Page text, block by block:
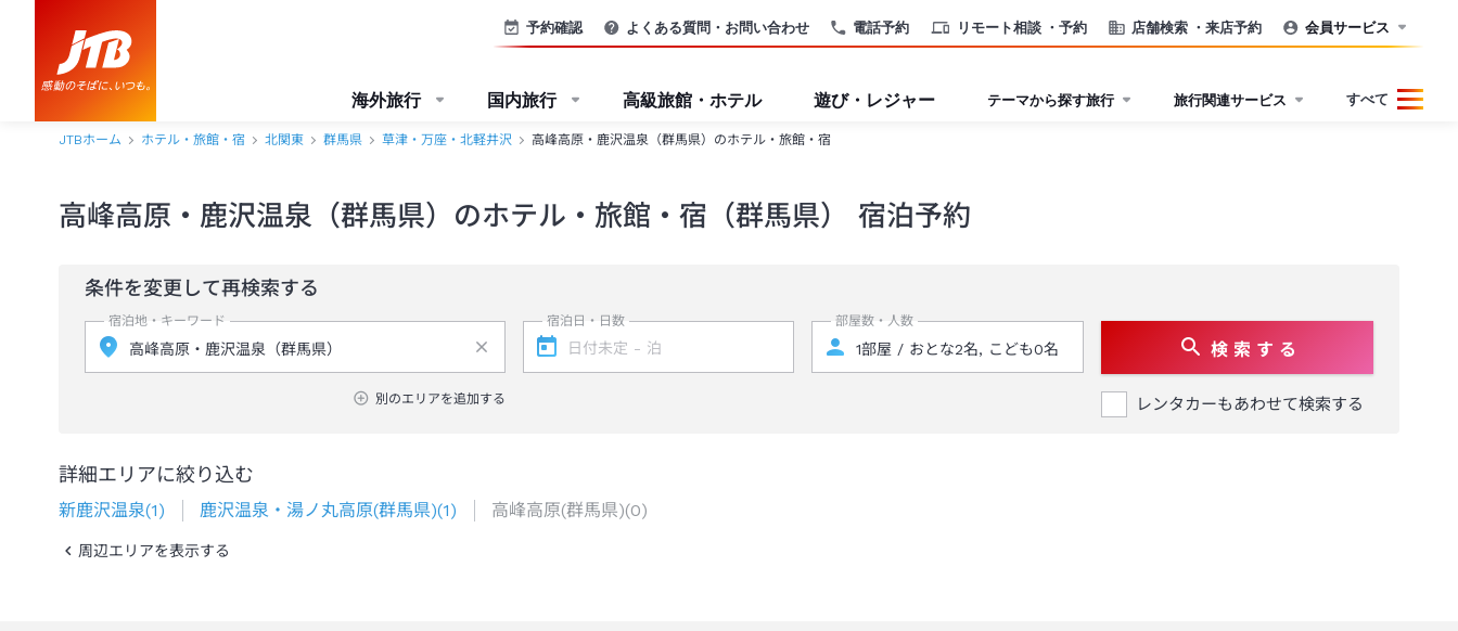
電話予約 リモート相談 ・予約 店舗検索 ・来店予約
予約確認 よくある質問・お問い合わせ 会員サービス
海外旅行 国内旅行 高級旅館・ホテル 遊び・レジャー テーマから探す旅行 旅行関連サービス すべて
JTBホーム ホテル・旅館・宿 北関東 群馬県 草津・万座・北軽井沢 高峰高原・鹿沢温泉（群馬県）のホテル・旅館・宿
高峰高原・鹿沢温泉（群馬県）のホテル・旅館・宿（群馬県） 宿泊予約
条件を変更して再検索する
宿泊地・キーワード
別のエリアを追加する
宿泊日・日数 部屋数・人数
検 索 す る
レンタカーもあわせて検索する
詳細エリアに絞り込む
新鹿沢温泉(1) 鹿沢温泉・湯ノ丸高原(群馬県)(1) 高峰高原(群馬県)(0)
周辺エリアを表示する